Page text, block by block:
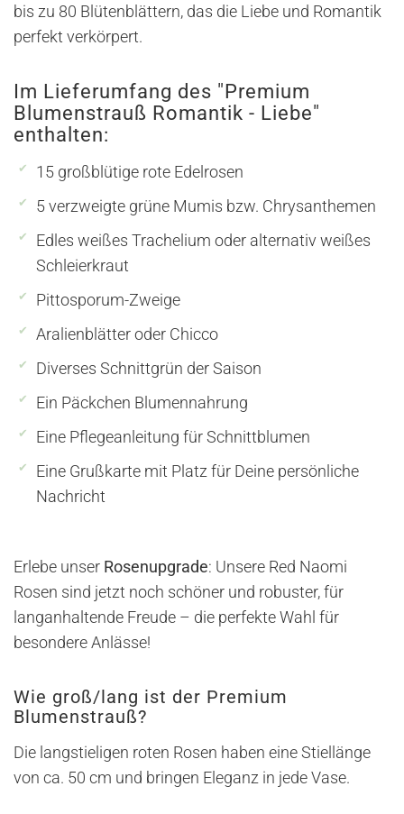
bis zu 80 Blütenblättern, das die Liebe und Romantik
perfekt verkörpert.
Im Lieferumfang des "Premium
Blumenstrauß Romantik - Liebe"
enthalten:
15 großblütige rote Edelrosen
5 verzweigte grüne Mumis bzw. Chrysanthemen
Edles weißes Trachelium oder alternativ weißes
Schleierkraut
Pittosporum-Zweige
Aralienblätter oder Chicco
Diverses Schnittgrün der Saison
Ein Päckchen Blumennahrung
Eine Pflegeanleitung für Schnittblumen
Eine Grußkarte mit Platz für Deine persönliche
Nachricht
Erlebe unser Rosenupgrade: Unsere Red Naomi
Rosen sind jetzt noch schöner und robuster, für
langanhaltende Freude – die perfekte Wahl für
besondere Anlässe!
Wie groß/lang ist der Premium
Blumenstrauß?
Die langstieligen roten Rosen haben eine Stiellänge
von ca. 50 cm und bringen Eleganz in jede Vase.